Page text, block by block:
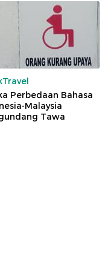
Perbedaan Bahasa
Malaysia
Tawa